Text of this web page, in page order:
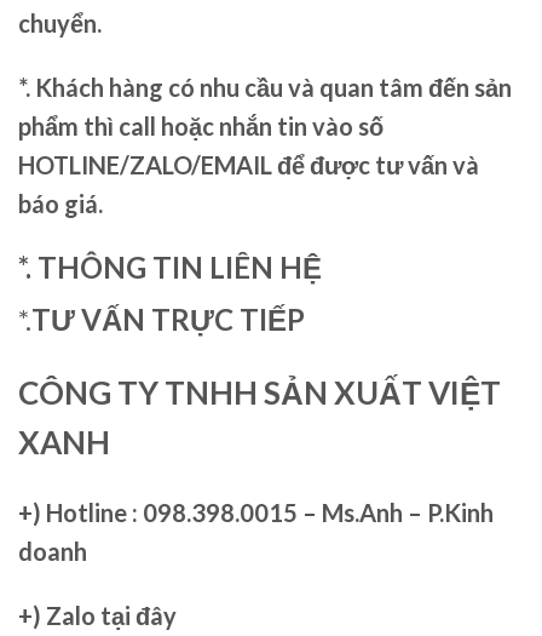
chuyển.
*. Khách hàng có nhu cầu và quan tâm đến sản
phẩm thì call hoặc nhắn tin vào số
HOTLINE/ZALO/EMAIL để được tư vấn và
báo giá.
*. THÔNG TIN LIÊN HỆ
*.TƯ VẤN TRỰC TIẾP
CÔNG TY TNHH SẢN XUẤT VIỆT
XANH
+) Hotline : 098.398.0015 – Ms.Anh – P.Kinh
doanh
+) Zalo tại đây